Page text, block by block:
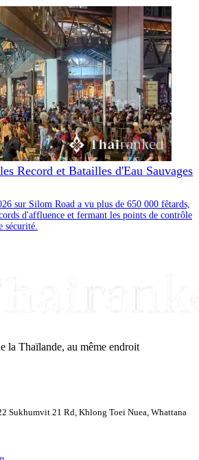
Record et Batailles d'Eau Sauvages
sur Silom Road a vu plus de 650 000 fêtards,
d'affluence et fermant les points de contrôle
sécurité.
la Thaïlande, au même endroit
Sukhumvit 21 Rd, Khlong Toei Nuea, Whattana